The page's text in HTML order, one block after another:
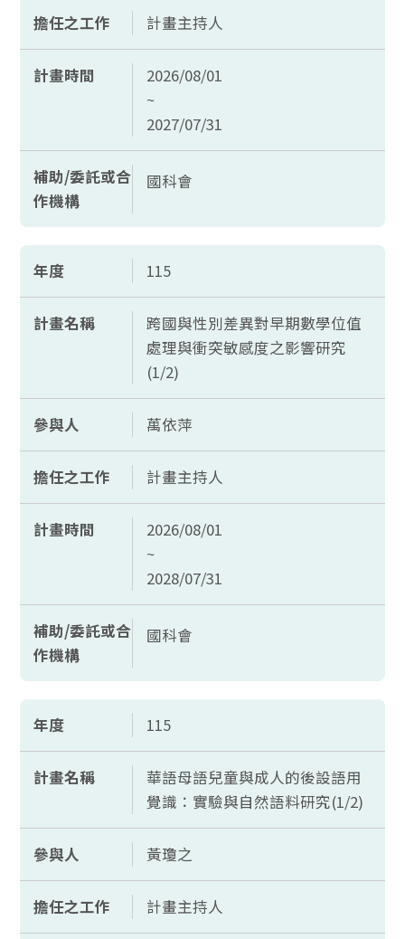
擔任之工作 計畫主持人
計畫時間
2026/08/01
~
2027/07/31
補助/委託或合
作機構
國科會
年度 115
計畫名稱
跨國與性別差異對早期數學位值
處理與衝突敏感度之影響研究
(1/2)
參與人 萬依萍
擔任之工作 計畫主持人
計畫時間
2026/08/01
~
2028/07/31
補助/委託或合
作機構
國科會
年度 115
計畫名稱
華語母語兒童與成人的後設語用
覺識：實驗與自然語料研究(1/2)
參與人 黃瓊之
擔任之工作 計畫主持人